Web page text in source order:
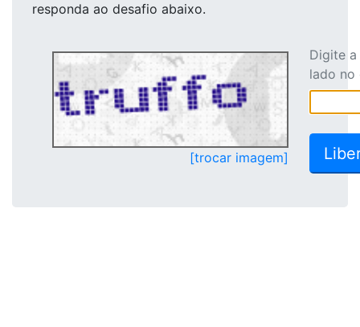
responda ao desafio abaixo.
[trocar imagem]
Digite
lado no